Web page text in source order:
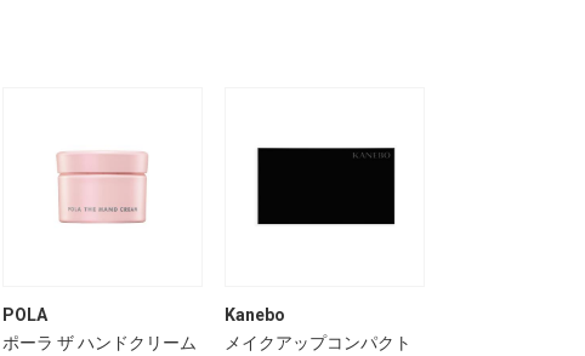
POLA
ポーラ ザ ハンドクリーム
Kanebo
メイクアップコンパクト